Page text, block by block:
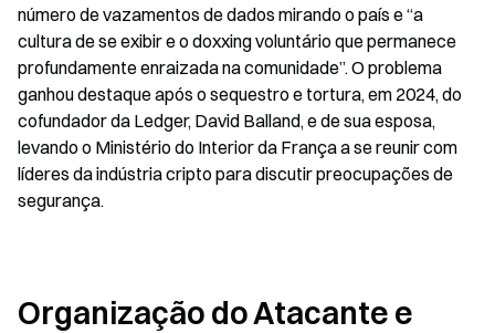
número de vazamentos de dados mirando o país e “a
cultura de se exibir e o doxxing voluntário que permanece
profundamente enraizada na comunidade”. O problema
ganhou destaque após o sequestro e tortura, em 2024, do
cofundador da Ledger, David Balland, e de sua esposa,
levando o Ministério do Interior da França a se reunir com
líderes da indústria cripto para discutir preocupações de
segurança.
Organização do Atacante e